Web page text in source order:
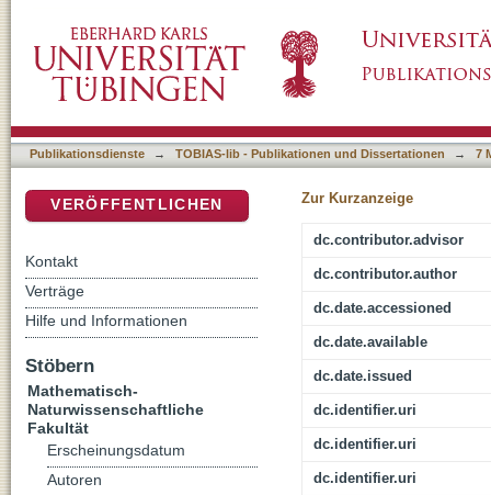
Isoprene Polymerization
Publikationsdienste → TOBIAS-lib - Publikationen und Dissertationen → 7
Zur Kurzanzeige
dc.contributor.advisor
dc.contributor.author
dc.date.accessioned
dc.date.available
dc.date.issued
dc.identifier.uri
dc.identifier.uri
dc.identifier.uri
VERÖFFENTLICHEN
Kontakt
Verträge
Hilfe und Informationen
Stöbern
Mathematisch-
Naturwissenschaftliche
Fakultät
Erscheinungsdatum
Autoren